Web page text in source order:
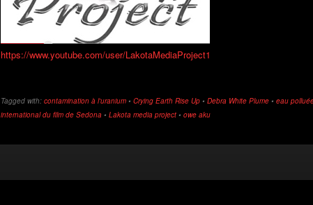
https://www.youtube.com/user/LakotaMediaProject1
Tagged with: contamination à l'uranium • Crying Earth Rise Up • Debra White Plume • eau
international du film de Sedona • Lakota media project • owe aku